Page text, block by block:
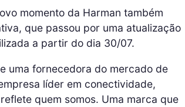
momento da Harman também
que passou por uma atualização
a partir do dia 30/07.
uma fornecedora do mercado de
líder em conectividade,
quem somos. Uma marca que